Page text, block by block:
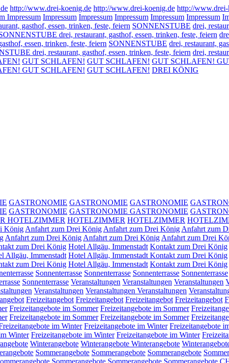
http://www.drei-koenig.de http://www.drei-koenig.de http://
Impressum Impressum Impressum Impressum Impressum Impressum
gasthof, essen, trinken, feste, feiern SONNENSTUBE drei,
drei, restaurant, gasthof, essen, trinken, feste, feiern
essen, trinken, feste, feiern SONNENSTUBE drei, restaurant,
drei, restaurant, gasthof, essen, trinken, feste, feiern drei,
GUT SCHLAFEN! GUT SCHLAFEN! GUT SCHLAFEN!
GUT SCHLAFEN! GUT SCHLAFEN! DREI KÖNIG
GASTRONOMIE GASTRONOMIE GASTRONOMIE
GASTRONOMIE GASTRONOMIE GASTRONOMIE
HOTELZIMMER HOTELZIMMER HOTELZIMMER
König Anfahrt zum Drei König Anfahrt zum Drei König Anfahrt zum
Anfahrt zum Drei König Anfahrt zum Drei König Anfahrt zum Drei
zum Drei König Hotel Allgäu, Immenstadt Kontakt zum Drei König
Allgäu, Immenstadt Hotel Allgäu, Immenstadt Kontakt zum Drei König
zum Drei König Hotel Allgäu, Immenstadt Kontakt zum Drei König
Sonnenterrasse Sonnenterrasse Sonnenterrasse Sonnenterrasse
Sonnenterrasse Veranstaltungen Veranstaltungen Veranstaltungen
Veranstaltungen Veranstaltungen Veranstaltungen
Freizeitangebot Freizeitangebot Freizeitangebot Freizeitangebot
Freizeitangebote im Sommer Freizeitangebote im Sommer
Freizeitangebote im Sommer Freizeitangebote im Sommer
im Winter Freizeitangebote im Winter Freizeitangebote
Winter Freizeitangebote im Winter Freizeitangebote im Winter
Winterangebote Winterangebote Winterangebote
Sommerangebote Sommerangebote Sommerangebote
Sommerangebote Sommerangebote Sommerangebote